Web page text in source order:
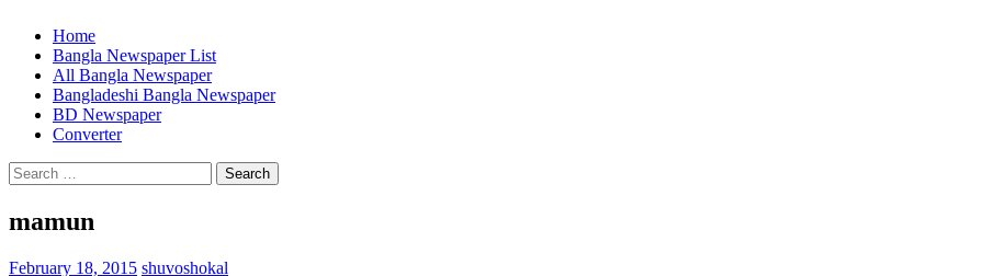
Home
Bangla Newspaper List
All Bangla Newspaper
Bangladeshi Bangla Newspaper
BD Newspaper
Converter
Search
for:
mamun
February 18, 2015 shuvoshokal